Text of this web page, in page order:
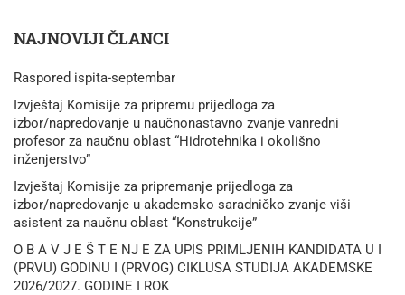
NAJNOVIJI ČLANCI
Raspored ispita-septembar
Izvještaj Komisije za pripremu prijedloga za
izbor/napredovanje u naučnonastavno zvanje vanredni
profesor za naučnu oblast “Hidrotehnika i okolišno
inženjerstvo”
Izvještaj Komisije za pripremanje prijedloga za
izbor/napredovanje u akademsko saradničko zvanje viši
asistent za naučnu oblast “Konstrukcije”
O B A V J E Š T E NJ E ZA UPIS PRIMLJENIH KANDIDATA U I
(PRVU) GODINU I (PRVOG) CIKLUSA STUDIJA AKADEMSKE
2026/2027. GODINE I ROK